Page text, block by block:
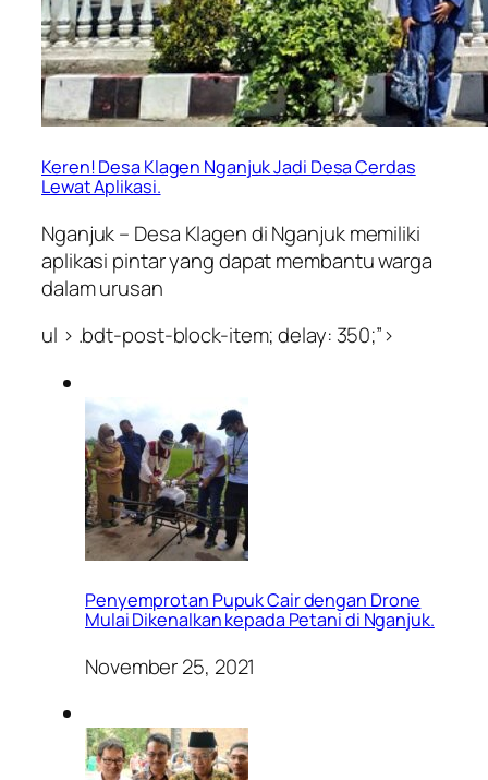
Keren! Desa Klagen Nganjuk Jadi Desa Cerdas
Lewat Aplikasi.
Nganjuk – Desa Klagen di Nganjuk memiliki
aplikasi pintar yang dapat membantu warga
dalam urusan
ul > .bdt-post-block-item; delay: 350;”>
Penyemprotan Pupuk Cair dengan Drone
Mulai Dikenalkan kepada Petani di Nganjuk.
November 25, 2021